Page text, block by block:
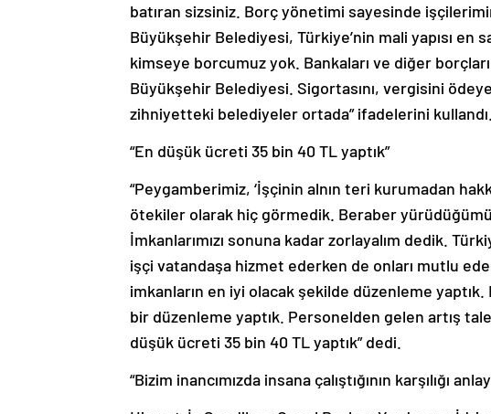
batıran sizsiniz. Borç yönetimi sayesinde
Büyükşehir Belediyesi, Türkiye’nin mali yapısı en
kimseye borcumuz yok. Bankaları ve diğer
Büyükşehir Belediyesi. Sigortasını, vergisini
zihniyetteki belediyeler ortada” ifadelerini kullandı.
“En düşük ücreti 35 bin 40 TL yaptık”
“Peygamberimiz, ‘İşçinin alnın teri kurumadan
ötekiler olarak hiç görmedik. Beraber
İmkanlarımızı sonuna kadar zorlayalım dedik.
işçi vatandaşa hizmet ederken de onları mutlu
imkanların en iyi olacak şekilde düzenleme
bir düzenleme yaptık. Personelden gelen artış
düşük ücreti 35 bin 40 TL yaptık” dedi.
“Bizim inancımızda insana çalıştığının karşılığı